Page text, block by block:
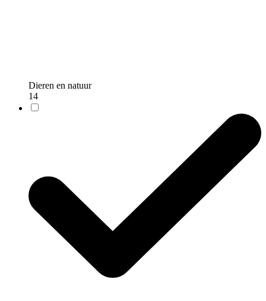
Dieren en natuur
14